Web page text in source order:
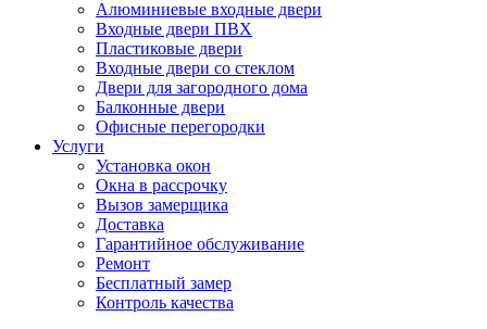
Алюминиевые входные двери
Входные двери ПВХ
Пластиковые двери
Входные двери со стеклом
Двери для загородного дома
Балконные двери
Офисные перегородки
Услуги
Установка окон
Окна в рассрочку
Вызов замерщика
Доставка
Гарантийное обслуживание
Ремонт
Бесплатный замер
Контроль качества